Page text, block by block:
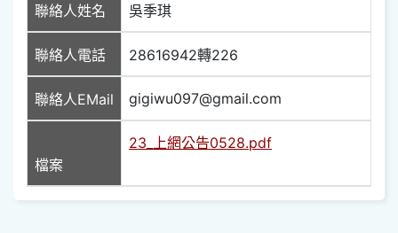
聯絡人姓名 吳季琪
聯絡人電話 28616942轉226
聯絡人EMail gigiwu097@gmail.com
檔案
23_上網公告0528.pdf